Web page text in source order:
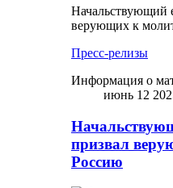
Начальствующий
верующих к
Пресс-релизы
Информация о
июнь 12
призвал
Россию